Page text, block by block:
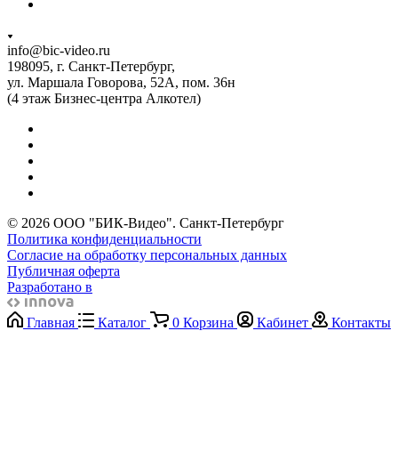
info@bic-video.ru
198095, г. Санкт-Петербург,
ул. Маршала Говорова, 52А, пом. 36н
(4 этаж Бизнес-центра Алкотел)
© 2026 ООО "БИК-Видео". Санкт-Петербург
Политика конфиденциальности
Согласие на обработку персональных данных
Публичная оферта
Разработано в
Главная Каталог 0 Корзина Кабинет Контакты